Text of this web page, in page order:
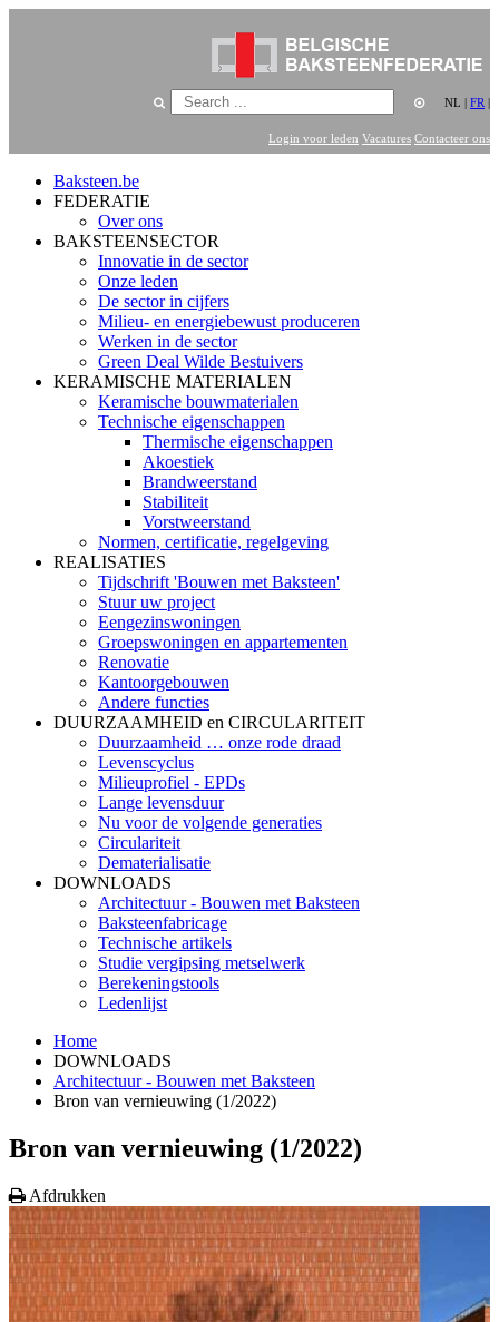
NL | FR |
Login voor leden Vacatures Contacteer ons
Baksteen.be
FEDERATIE
Over ons
BAKSTEENSECTOR
Innovatie in de sector
Onze leden
De sector in cijfers
Milieu- en energiebewust produceren
Werken in de sector
Green Deal Wilde Bestuivers
KERAMISCHE MATERIALEN
Keramische bouwmaterialen
Technische eigenschappen
Thermische eigenschappen
Akoestiek
Brandweerstand
Stabiliteit
Vorstweerstand
Normen, certificatie, regelgeving
REALISATIES
Tijdschrift 'Bouwen met Baksteen'
Stuur uw project
Eengezinswoningen
Groepswoningen en appartementen
Renovatie
Kantoorgebouwen
Andere functies
DUURZAAMHEID en CIRCULARITEIT
Duurzaamheid … onze rode draad
Levenscyclus
Milieuprofiel - EPDs
Lange levensduur
Nu voor de volgende generaties
Circulariteit
Dematerialisatie
DOWNLOADS
Architectuur - Bouwen met Baksteen
Baksteenfabricage
Technische artikels
Studie vergipsing metselwerk
Berekeningstools
Ledenlijst
Home
DOWNLOADS
Architectuur - Bouwen met Baksteen
Bron van vernieuwing (1/2022)
Bron van vernieuwing (1/2022)
Afdrukken